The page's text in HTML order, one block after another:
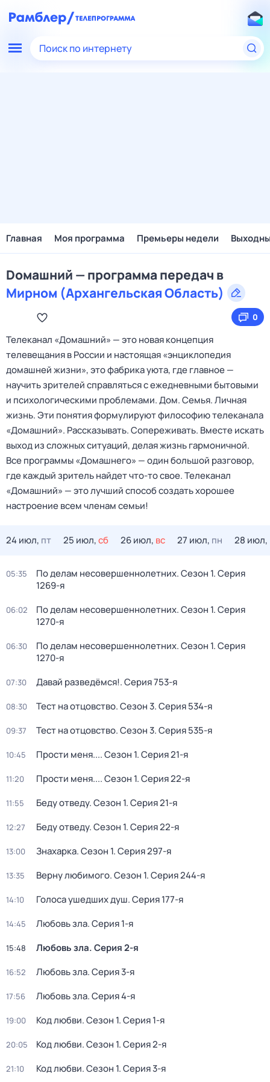
Поиск по интернету
Главная Моя программа Премьеры недели
Dомашний — программа передач в
Мирном (Архангельская Область)
0
Телеканал «Домашний» — это новая концепция
телевещания в России и настоящая «энциклопедия
домашней жизни», это фабрика уюта, где главное —
научить зрителей справляться с ежедневными бытовыми
и психологическими проблемами. Дом. Семья. Личная
жизнь. Эти понятия формулируют философию телеканала
«Домашний». Рассказывать. Сопереживать. Вместе искать
выход из сложных ситуаций, делая жизнь гармоничной.
Все программы «Домашнего» — один большой разговор,
где каждый зритель найдет что‑то свое. Телеканал
«Домашний» — это лучший способ создать хорошее
настроение всем членам семьи!
24 июл, пт 25 июл,сб 26 июл, вс 27 июл, пн 28 июл,
05:35 По делам несовершеннолетних. Сезон 1. Серия
1269-я
06:02 По делам несовершеннолетних. Сезон 1. Серия
1270-я
06:30 По делам несовершеннолетних. Сезон 1. Серия
1270-я
07:30 Давай рaзвeдёмся!. Серия 753-я
08:30 Тест на отцовство. Сезон 3. Серия 534-я
09:37 Тест на отцовство. Сезон 3. Серия 535-я
10:45 Прости меня.... Сезон 1. Серия 21-я
11:20 Прости меня.... Сезон 1. Серия 22-я
11:55 Беду отведу. Сезон 1. Серия 21-я
12:27 Беду отведу. Сезон 1. Серия 22-я
13:00 Знaхaрка. Сезон 1. Серия 297-я
13:35 Bерну любимогo. Сезон 1. Серия 244-я
14:10 Голocа ушедших душ. Серия 177-я
14:45 Любовь зла. Серия 1-я
15:48 Любовь зла. Серия 2-я
16:52 Любовь зла. Серия 3-я
17:56 Любовь зла. Серия 4-я
19:00 Код любви. Сезон 1. Серия 1-я
20:05 Код любви. Сезон 1. Серия 2-я
21:10 Код любви. Сезон 1. Серия 3-я